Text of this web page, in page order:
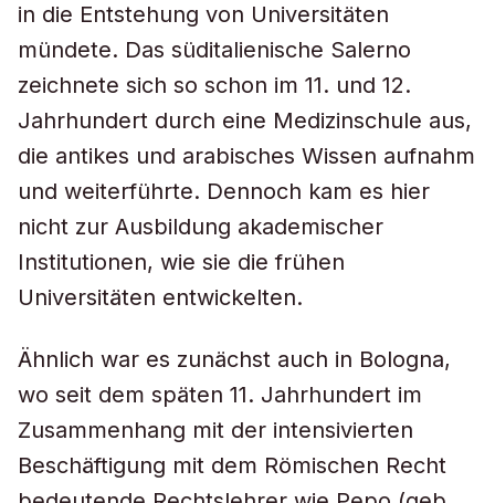
in die Entstehung von Universitäten
mündete. Das süditalienische Salerno
zeichnete sich so schon im 11. und 12.
Jahrhundert durch eine Medizinschule aus,
die antikes und arabisches Wissen aufnahm
und weiterführte. Dennoch kam es hier
nicht zur Ausbildung akademischer
Institutionen, wie sie die frühen
Universitäten entwickelten.
Ähnlich war es zunächst auch in Bologna,
wo seit dem späten 11. Jahrhundert im
Zusammenhang mit der intensivierten
Beschäftigung mit dem Römischen Recht